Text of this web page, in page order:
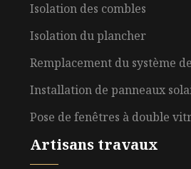
Isolation des combles
Isolation du plancher
Remplacement du système
Installation de panneaux
Pose de fenêtres à double
Artisans travaux